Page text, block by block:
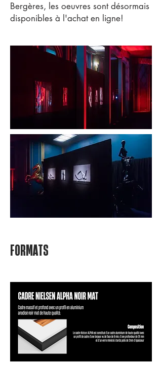
Bergères, les oeuvres sont désormais
disponibles à l'achat en ligne!
FORMATS